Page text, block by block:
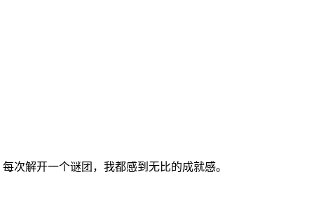
次解开一个谜团，我都感到无比的成就感。